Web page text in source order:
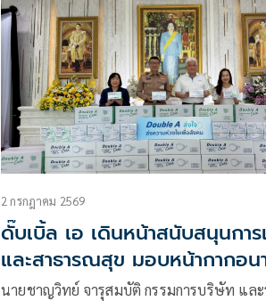
2 กรกฎาคม 2569
ดั๊บเบิ้ล เอ เดินหน้าสนับสนุนกา
และสาธารณสุข มอบหน้ากากอน
รพ.สมเด็จพระนางเจ้าสิริกิติ์ฯ
นายชาญวิทย์ จารุสมบัติ กรรมการบริษัท และ